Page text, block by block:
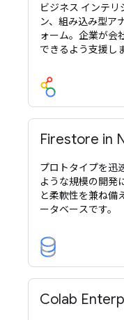
ビジネス インテリ
ン、組み込み型ア
ォーム。企業が会
できるよう支援し
Firestore in
プロトタイプを迅
ような規模の開発
と柔軟性を兼ね備
ータベースです。
Colab